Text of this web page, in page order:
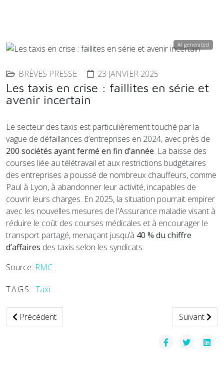
AI generated
BRÈVES PRESSE 23 JANVIER 2025
Les taxis en crise : faillites en série et
avenir incertain
Le secteur des taxis est particulièrement touché par la
vague de défaillances d’entreprises en 2024, avec près de
200 sociétés ayant fermé en fin d’année. La baisse des
courses liée au télétravail et aux restrictions budgétaires
des entreprises a poussé de nombreux chauffeurs, comme
Paul à Lyon, à abandonner leur activité, incapables de
couvrir leurs charges. En 2025, la situation pourrait empirer
avec les nouvelles mesures de l'Assurance maladie visant à
réduire le coût des courses médicales et à encourager le
transport partagé, menaçant jusqu’à 40 % du chiffre
d’affaires des taxis selon les syndicats.
Source: RMC
TAGS: Taxi
Article précédent : La Citalis teste son premier bus 100 %
Précédent Article
Suivant